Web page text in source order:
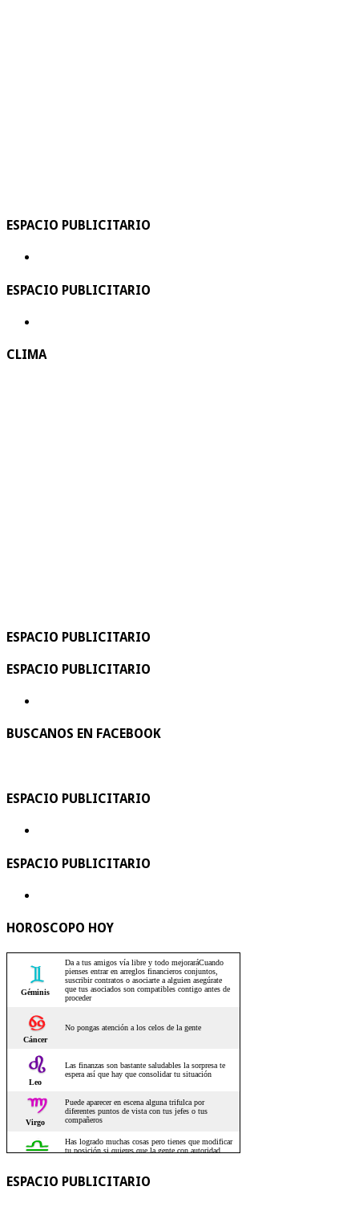
ESPACIO PUBLICITARIO
ESPACIO PUBLICITARIO
CLIMA
ESPACIO PUBLICITARIO
ESPACIO PUBLICITARIO
BUSCANOS EN FACEBOOK
ESPACIO PUBLICITARIO
ESPACIO PUBLICITARIO
HOROSCOPO HOY
ESPACIO PUBLICITARIO